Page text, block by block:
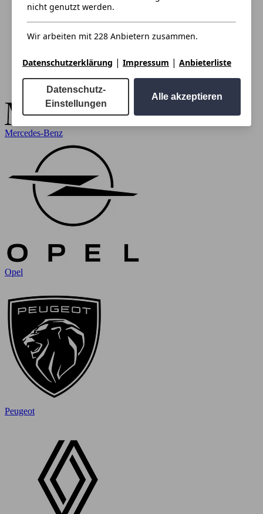
Mercedes-Benz
Opel
Peugeot
nicht genutzt werden.
Wir arbeiten mit 228 Anbietern zusammen.
Datenschutzerklärung | Impressum | Anbieterliste
Datenschutz-
Einstellungen
Alle akzeptieren